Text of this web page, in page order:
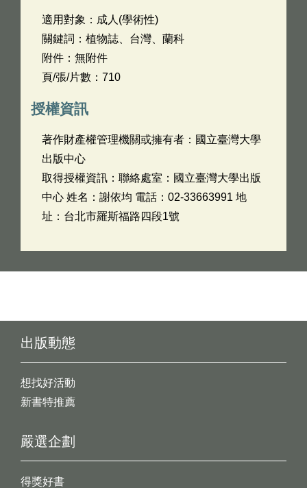
適用對象：成人(學術性)
關鍵詞：植物誌、台灣、蘭科
附件：無附件
頁/張/片數：710
授權資訊
著作財產權管理機關或擁有者：國立臺灣大學
出版中心
取得授權資訊：聯絡處室：國立臺灣大學出版
中心 姓名：謝依均 電話：02-33663991 地
址：台北市羅斯福路四段1號
出版動態
想找好活動
新書特推薦
嚴選企劃
得獎好書